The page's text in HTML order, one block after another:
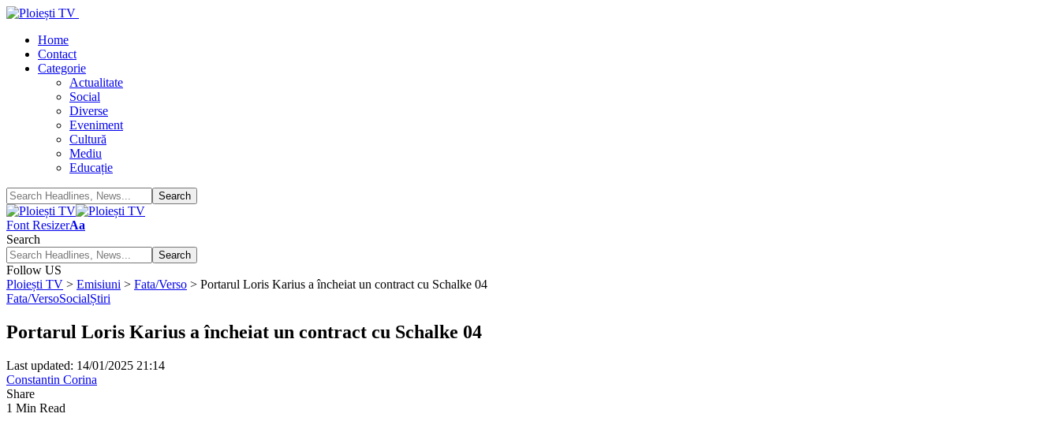
Home
Contact
Categorie
Actualitate
Social
Diverse
Eveniment
Cultură
Mediu
Educație
Font ResizerAa
Search
Follow US
Ploiești TV > Emisiuni > Fata/Verso > Portarul Loris Karius a încheiat un contract cu Schalke 04
Fata/VersoSocialȘtiri
Portarul Loris Karius a încheiat un contract cu Schalke 04
Last updated: 14/01/2025 21:14
Constantin Corina
Share
1 Min Read